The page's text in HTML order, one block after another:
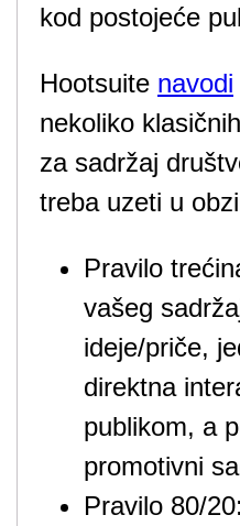
kod postojeće
Hootsuite navodi
nekoliko
za sadržaj
treba uzeti u
Pravilo
vašeg
ideje/priče,
direktna
publikom, a
promotivni
Pravilo 80/